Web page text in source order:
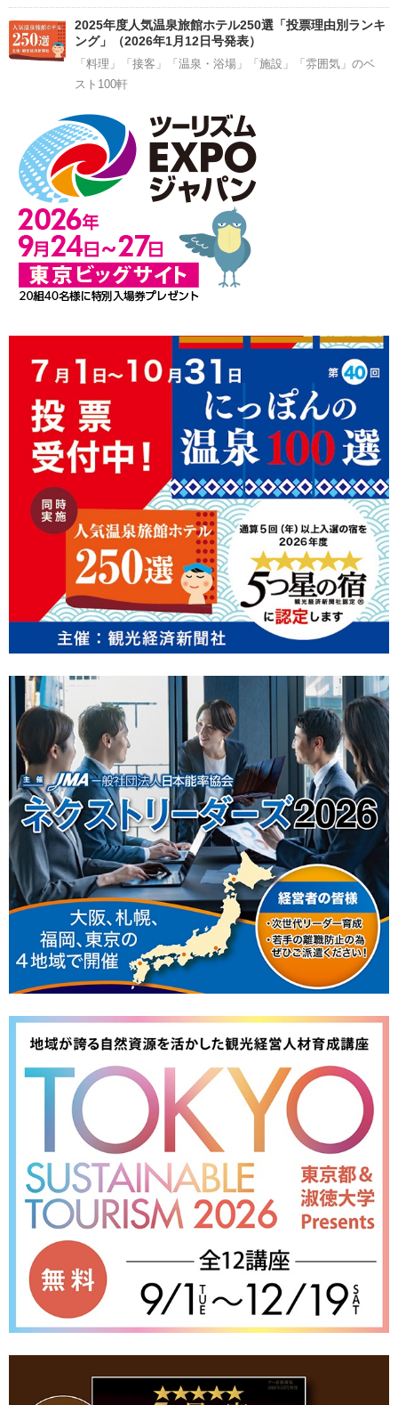
2025年度人気温泉旅館ホテル250選「投票理由別ランキ
ング」（2026年1月12日号発表）
「料理」「接客」「温泉・浴場」「施設」「雰囲気」のベ
スト100軒